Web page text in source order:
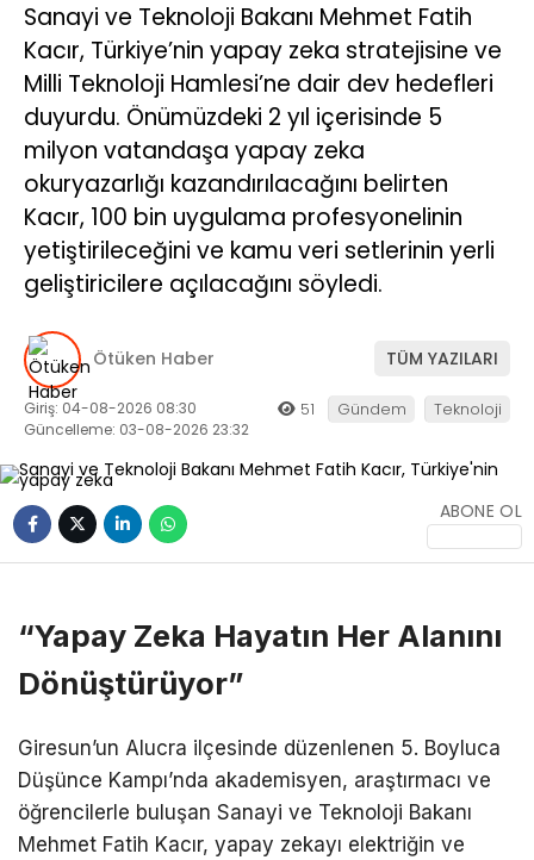
Sanayi ve Teknoloji Bakanı Mehmet Fatih
Kacır, Türkiye’nin yapay zeka stratejisine ve
Milli Teknoloji Hamlesi’ne dair dev hedefleri
duyurdu. Önümüzdeki 2 yıl içerisinde 5
milyon vatandaşa yapay zeka
okuryazarlığı kazandırılacağını belirten
Kacır, 100 bin uygulama profesyonelinin
yetiştirileceğini ve kamu veri setlerinin yerli
geliştiricilere açılacağını söyledi.
Ötüken Haber TÜM YAZILARI
Giriş: 04-08-2026 08:30
Güncelleme: 03-08-2026 23:32
51 Gündem Teknoloji
ABONE OL
“Yapay Zeka Hayatın Her Alanını
Dönüştürüyor”
Giresun’un Alucra ilçesinde düzenlenen 5. Boyluca
Düşünce Kampı’nda akademisyen, araştırmacı ve
öğrencilerle buluşan Sanayi ve Teknoloji Bakanı
Mehmet Fatih Kacır, yapay zekayı elektriğin ve